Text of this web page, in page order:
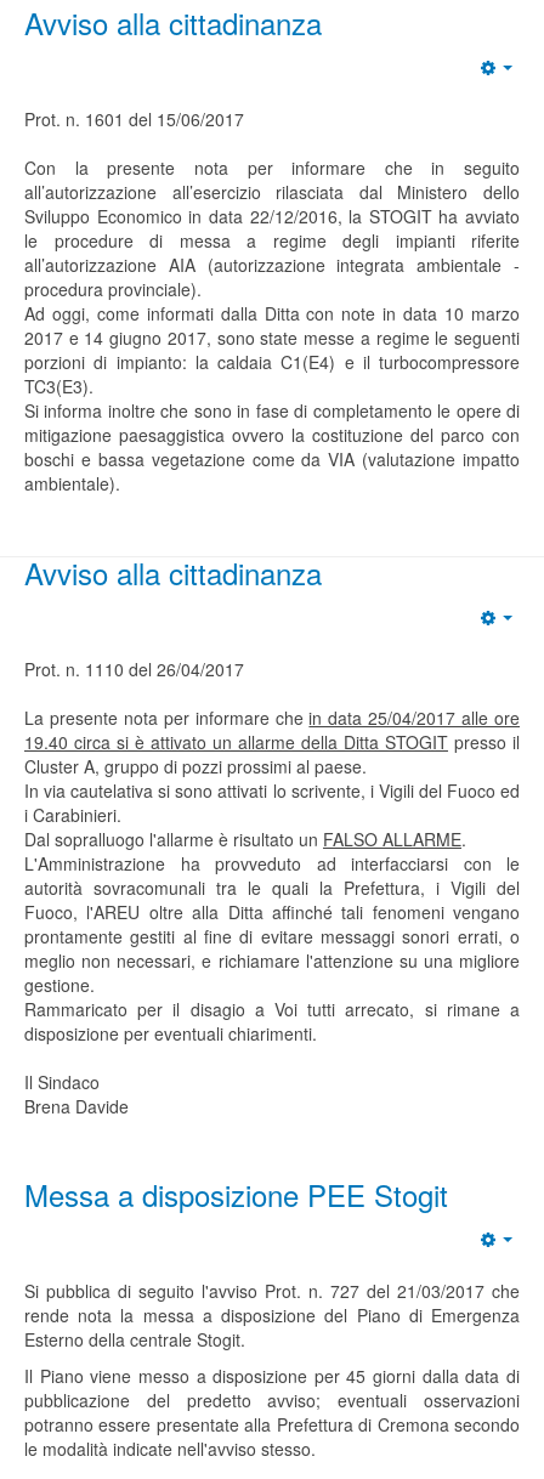
Avviso alla cittadinanza
Prot. n. 1601 del 15/06/2017
Con la presente nota per informare che in seguito
all’autorizzazione all’esercizio rilasciata dal Ministero dello
Sviluppo Economico in data 22/12/2016, la STOGIT ha avviato
le procedure di messa a regime degli impianti riferite
all’autorizzazione AIA (autorizzazione integrata ambientale -
procedura provinciale).
Ad oggi, come informati dalla Ditta con note in data 10 marzo
2017 e 14 giugno 2017, sono state messe a regime le seguenti
porzioni di impianto: la caldaia C1(E4) e il turbocompressore
TC3(E3).
Si informa inoltre che sono in fase di completamento le opere di
mitigazione paesaggistica ovvero la costituzione del parco con
boschi e bassa vegetazione come da VIA (valutazione impatto
ambientale).
Avviso alla cittadinanza
Prot. n. 1110 del 26/04/2017
La presente nota per informare chein data 25/04/2017 alle ore
19.40 circa si è attivato un allarme della Ditta STOGIT presso il
Cluster A, gruppo di pozzi prossimi al paese.
In via cautelativa si sono attivati lo scrivente, i Vigili del Fuoco ed
i Carabinieri.
Dal sopralluogo l'allarme è risultato un FALSO ALLARME.
L'Amministrazione ha provveduto ad interfacciarsi con le
autorità sovracomunali tra le quali la Prefettura, i Vigili del
Fuoco, l'AREU oltre alla Ditta affinché tali fenomeni vengano
prontamente gestiti al fine di evitare messaggi sonori errati, o
meglio non necessari, e richiamare l'attenzione su una migliore
gestione.
Rammaricato per il disagio a Voi tutti arrecato, si rimane a
disposizione per eventuali chiarimenti.
Il Sindaco
Brena Davide
Messa a disposizione PEE Stogit
Si pubblica di seguito l'avviso Prot. n. 727 del 21/03/2017 che
rende nota la messa a disposizione del Piano di Emergenza
Esterno della centrale Stogit.
Il Piano viene messo a disposizione per 45 giorni dalla data di
pubblicazione del predetto avviso; eventuali osservazioni
potranno essere presentate alla Prefettura di Cremona secondo
le modalità indicate nell'avviso stesso.